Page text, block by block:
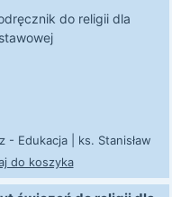
- Edukacja
ks. Stanisław
do koszyka